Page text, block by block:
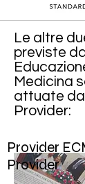
Le altre
previste
Medicina
attuate
Provider:
Provider
Provider